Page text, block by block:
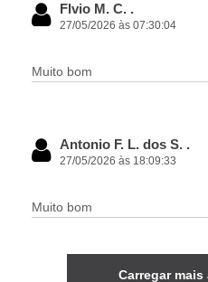
Flvio M. C. .
27/05/2026 às 07:30:04
Muito bom
Antonio F. L. dos S. .
27/05/2026 às 18:09:33
Muito bom
Carregar